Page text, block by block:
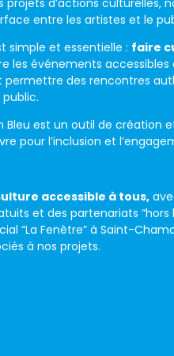
projets d’actions culturelles,
entre les artistes et le
simple et essentielle : faire
les événements accessibles
permettre des rencontres
Bleu est un outil de création
pour l’inclusion et
accessible à tous,
et des partenariats
“La Fenêtre” à Saint-
à nos projets.